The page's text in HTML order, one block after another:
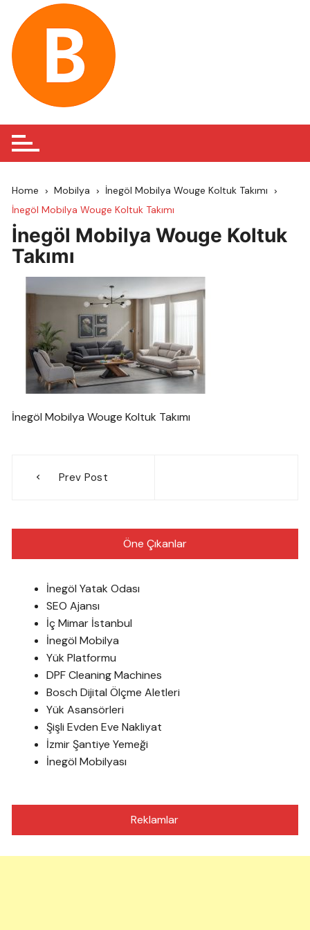
content
Home Mobilya
İnegöl Mobilya Wouge Koltuk Takımı
İnegöl Mobilya Wouge Koltuk Takımı
İnegöl Mobilya Wouge Koltuk
Takımı
İnegöl Mobilya Wouge Koltuk Takımı
gezinmesi
Prev Post
Öne Çıkanlar
İnegöl Yatak Odası
SEO Ajansı
İç Mimar İstanbul
İnegöl Mobilya
Yük Platformu
DPF Cleaning Machines
Bosch Dijital Ölçme Aletleri
Yük Asansörleri
Şişli Evden Eve Nakliyat
İzmir Şantiye Yemeği
İnegöl Mobilyası
Reklamlar